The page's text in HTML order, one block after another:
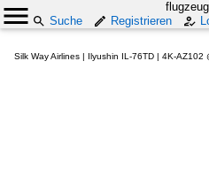
Suche
Registrieren
Silk Way Airlines | Ilyushin IL-76TD | 4K-AZ102